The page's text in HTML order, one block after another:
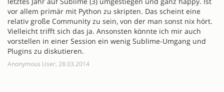
vor allem primär mit Python zu skripten. Das scheint eine
relativ große Community zu sein, von der man sonst nix hört.
Vielleicht trifft sich das ja. Ansonsten könnte ich mir auch
vorstellen in einer Session ein wenig Sublime-Umgang und
Plugins zu diskutieren.
Anonymous User, 28.03.2014